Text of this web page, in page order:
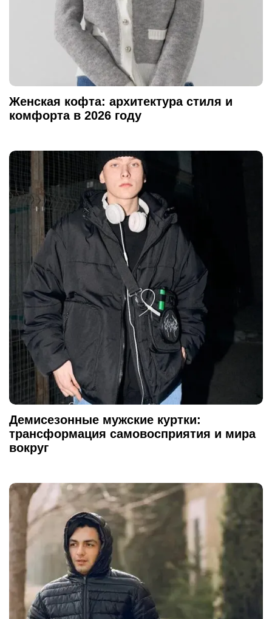
Женская кофта: архитектура стиля и
комфорта в 2026 году
Демисезонные мужские куртки:
трансформация самовосприятия и мира
вокруг